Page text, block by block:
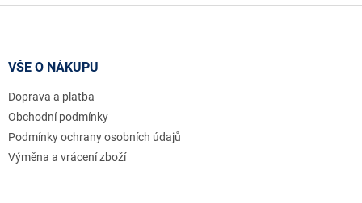
VŠE O NÁKUPU
Doprava a platba
Obchodní podmínky
Podmínky ochrany osobních údajů
Výměna a vrácení zboží